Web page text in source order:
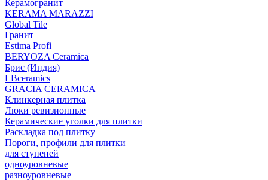
Керамогранит
KERAMA MARAZZI
Global Tile
Гранит
Estima Profi
BERYOZA Ceramica
Брис (Индия)
LBceramics
GRACIA CERAMICA
Клинкерная плитка
Люки ревизионные
Керамические уголки для плитки
Раскладка под плитку
Пороги, профили для плитки
для ступеней
одноуровневые
разноуровневые